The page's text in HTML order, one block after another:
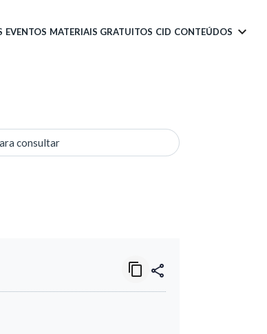
EVENTOS MATERIAIS GRATUITOS CID CONTEÚDOS
consultar